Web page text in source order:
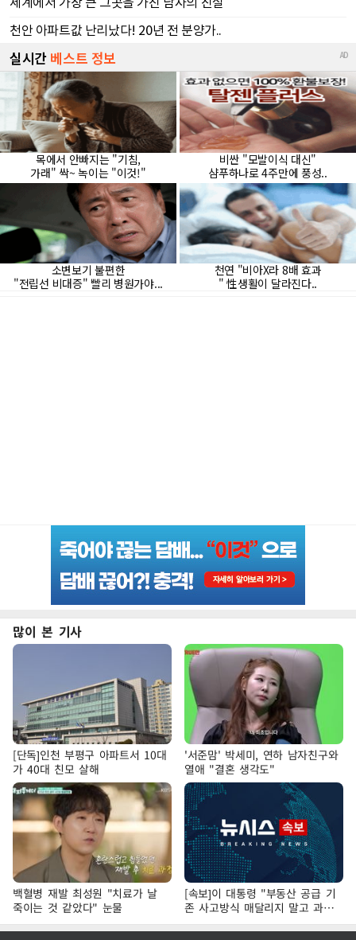
많이 본 기사
[단독]인천 부평구 아파트서 10대
가 40대 친모 살해
'서준맘' 박세미, 연하 남자친구와
열애 "결혼 생각도"
백혈병 재발 최성원 "치료가 날
죽이는 것 같았다" 눈물
[속보]이 대통령 "부동산 공급 기
존 사고방식 매달리지 말고 과감
히 실천"